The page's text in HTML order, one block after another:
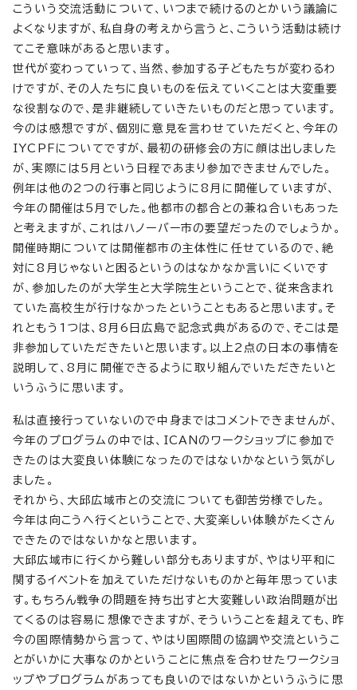
こういう交流活動について、いつまで続けるのとかいう議論に
よくなりますが、私自身の考えから言うと、こういう活動は続け
てこそ意味があると思います。
世代が変わっていって、当然、参加する子どもたちが変わるわ
けですが、その人たちに良いものを伝えていくことは大変重要
な役割なので、是非継続していきたいものだと思っています。
今のは感想ですが、個別に意見を言わせていただくと、今年の
IYCPFについてですが、最初の研修会の方に顔は出しました
が、実際には5月という日程であまり参加できませんでした。
例年は他の2つの行事と同じように8月に開催していますが、
今年の開催は5月でした。他都市の都合との兼ね合いもあった
と考えますが、これはハノーバー市の要望だったのでしょうか。
開催時期については開催都市の主体性に任せているので、絶
対に8月じゃないと困るというのはなかなか言いにくいです
が、参加したのが大学生と大学院生ということで、従来含まれ
ていた高校生が行けなかったということもあると思います。そ
れともう1つは、8月6日広島で記念式典があるので、そこは是
非参加していただきたいと思います。以上2点の日本の事情を
説明して、8月に開催できるように取り組んでいただきたいと
いうふうに思います。
私は直接行っていないので中身まではコメントできませんが、
今年のプログラムの中では、ICANのワークショップに参加で
きたのは大変良い体験になったのではないかなという気がし
ました。
それから、大邱広域市との交流についても御苦労様でした。
今年は向こうへ行くということで、大変楽しい体験がたくさん
できたのではないかなと思います。
大邱広域市に行くから難しい部分もありますが、やはり平和に
関するイベントを加えていただけないものかと毎年思っていま
す。もちろん戦争の問題を持ち出すと大変難しい政治問題が出
てくるのは容易に想像できますが、そういうことを超えても、昨
今の国際情勢から言って、やはり国際間の協調や交流というこ
とがいかに大事なのかということに焦点を合わせたワークショ
ップやプログラムがあっても良いのではないかというふうに思